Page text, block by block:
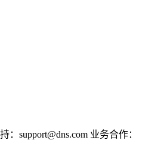
：support@dns.com 业务合作：